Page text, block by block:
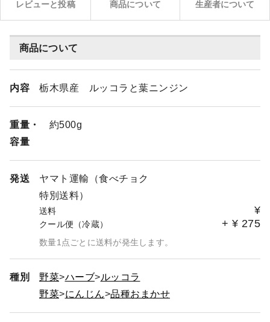
レビューと投稿 商品について 生産者について
商品について
内容 栃木県産 ルッコラと葉ニンジン
重量・
容量
約500g
発送
ヤマト運輸（食べチョク
特別送料）
送料 ¥
クール便（冷蔵） + ¥ 275
数量1点ごとに送料が発生します。
種別 野菜 ハーブ
ルッコラ
野菜
にんじん 品種おまかせ